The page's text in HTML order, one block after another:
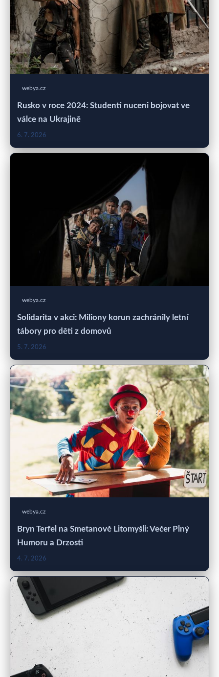
webya.cz
Rusko v roce 2024: Studenti nuceni bojovat ve
válce na Ukrajině
6. 7. 2026
webya.cz
Solidarita v akci: Miliony korun zachránily letní
tábory pro děti z domovů
5. 7. 2026
webya.cz
Bryn Terfel na Smetanově Litomyšli: Večer Plný
Humoru a Drzosti
4. 7. 2026